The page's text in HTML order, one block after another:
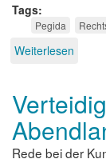
Tags
Pegida
Weiterlesen
PEGIDA
Rede bei der